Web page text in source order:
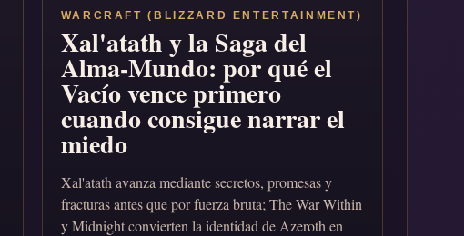
WARCRAFT (BLIZZARD ENTERTAINMENT)
Xal'atath y la Saga del
Alma-Mundo: por qué el
Vacío vence primero
cuando consigue narrar el
miedo
Xal'atath avanza mediante secretos, promesas y
fracturas antes que por fuerza bruta; The War Within
y Midnight convierten la identidad de Azeroth en